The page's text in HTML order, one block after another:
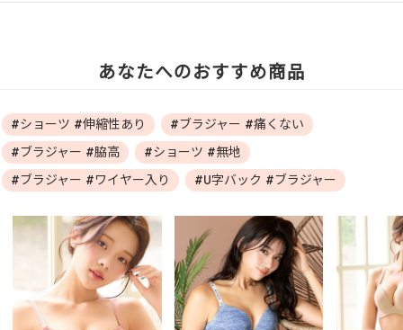
あなたへのおすすめ商品
#ショーツ #伸縮性あり
#ブラジャー #痛くない
#ブラジャー #脇高
#ショーツ #無地
#ブラジャー #ワイヤー入り
#U字バック #ブラジャー